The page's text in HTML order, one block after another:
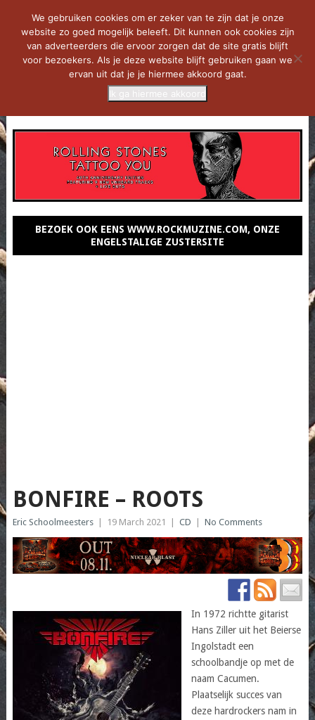
BEZOEK OOK EENS WWW.ROCKMUZINE.COM, ONZE
ENGELSTALIGE ZUSTERSITE
BONFIRE – ROOTS
Eric Schoolmeesters 19 March 2021 CD No Comments
In 1972 richtte gitarist
Hans Ziller uit het Beierse
Ingolstadt een
schoolbandje op met de
naam Cacumen.
Plaatselijk succes van
deze hardrockers nam in
We gebruiken cookies om er zeker van te zijn dat je onze
website zo goed mogelijk beleeft. Dit kunnen ook cookies zijn
van adverteerders die ervoor zorgen dat de site gratis blijft
voor bezoekers. Als je deze website blijft gebruiken gaan we
ervan uit dat je je hiermee akkoord gaat.
Ik ga hiermee akkoord